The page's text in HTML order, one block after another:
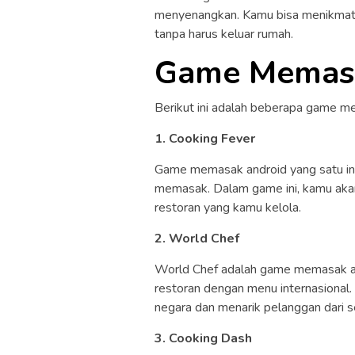
menyenangkan. Kamu bisa
tanpa harus keluar rumah.
Game
Berikut ini adalah beberapa game
1. Cooking Fever
Game memasak android yang satu
memasak. Dalam game ini, kamu
restoran yang kamu kelola.
2. World Chef
World Chef adalah game memasak
restoran dengan menu
negara dan menarik pelanggan dari
3. Cooking Dash